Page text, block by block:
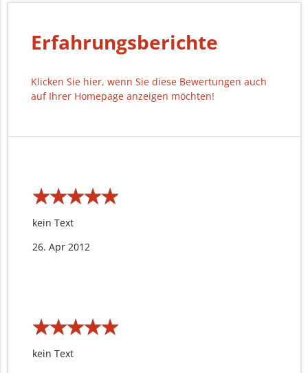
Erfahrungsberichte
Klicken Sie hier, wenn Sie diese Bewertungen auch
auf Ihrer Homepage anzeigen möchten!
★★★★★
★★★★★
kein Text
26. Apr 2012
★★★★★
★★★★★
kein Text